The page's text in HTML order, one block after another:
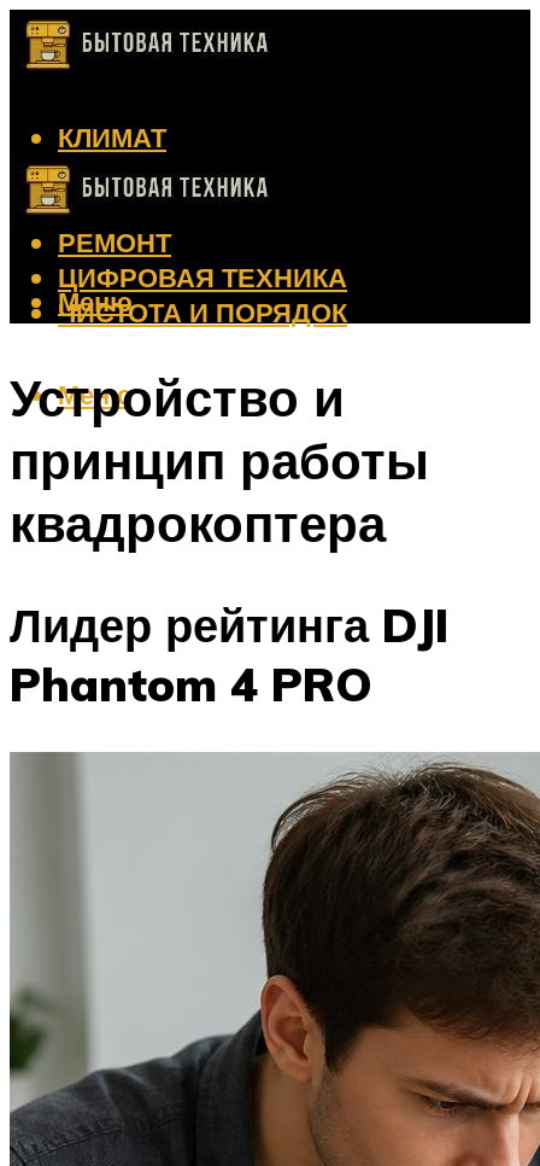
КЛИМАТ
КРАСОТА
КУХНЯ
РЕМОНТ
ЦИФРОВАЯ ТЕХНИКА
ЧИСТОТА И ПОРЯДОК
Меню
Меню
Устройство и
принцип работы
квадрокоптера
Лидер рейтинга DJI
Phantom 4 PRO